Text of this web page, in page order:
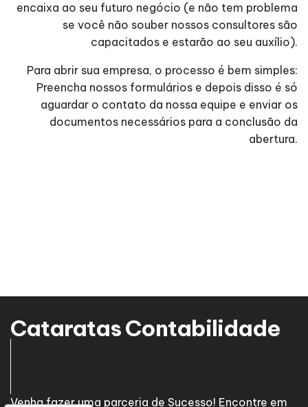
encaixa ao seu futuro negócio (e não tem problema
se você não souber nossos consultores são
capacitados e estarão ao seu auxílio).
Para abrir sua empresa, o processo é bem simples:
Preencha nossos formulários e depois disso é só
aguardar o contato da nossa equipe e enviar os
documentos necessários para a conclusão da
abertura.
Cataratas Contabilidade
Venha fazer uma parceria de Sucesso! Encontre em